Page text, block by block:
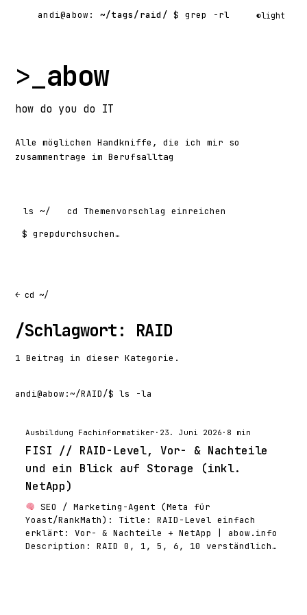
andi@abow: ~/tags/raid/ $ grep -rl ◐light
>_abow
how do you do IT
Alle möglichen Handkniffe, die ich mir so
zusammentrage im Berufsalltag
ls ~/ cd
Themenvorschlag einreichen
$ grep
Suchen nach:
← cd ~/
/Schlagwort: RAID
1 Beitrag in dieser Kategorie.
andi@abow :~/RAID/$ ls -la
Ausbildung Fachinformatiker · 23. Juni 2026 · 8 min
FISI // RAID-Level, Vor- & Nachteile
und ein Blick auf Storage (inkl.
NetApp)
SEO / Marketing-Agent (Meta für
Yoast/RankMath): Title: RAID-Level einfach
erklärt: Vor- & Nachteile + NetApp | abow.info
Description: RAID 0, 1, 5, 6, 10 verständlich…